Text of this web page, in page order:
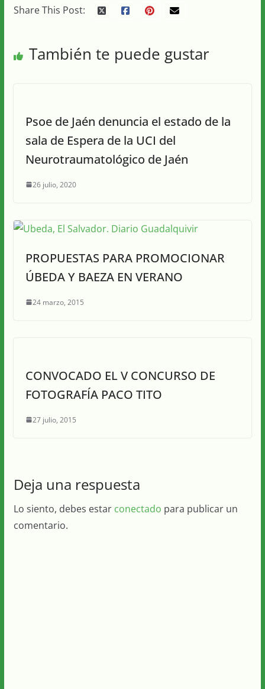
Share This Post:
También te puede gustar
Psoe de Jaén denuncia el estado de la
sala de Espera de la UCI del
Neurotraumatológico de Jaén
26 julio, 2020
PROPUESTAS PARA PROMOCIONAR
ÚBEDA Y BAEZA EN VERANO
24 marzo, 2015
CONVOCADO EL V CONCURSO DE
FOTOGRAFÍA PACO TITO
27 julio, 2015
Deja una respuesta
Lo siento, debes estar conectado para publicar un
comentario.